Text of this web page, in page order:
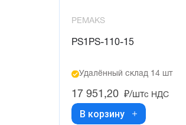
PEMAKS
PS1PS-110-15
Удалённый склад 14 шт
17 951,20 ₽/штс НДС
В корзину